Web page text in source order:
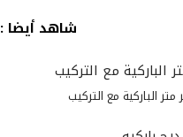
شاهد أيضا :
الباركية مع التركيب